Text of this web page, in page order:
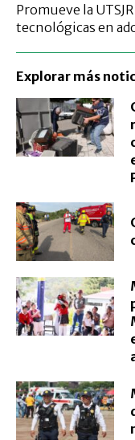
Promueve la
tecnológicas en
Explorar más